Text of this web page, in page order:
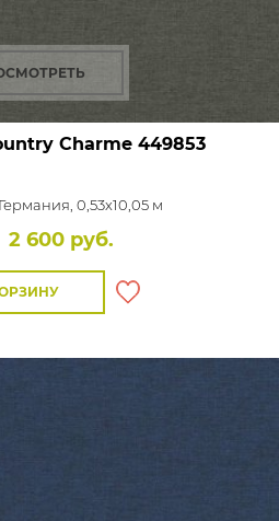
Charme449853
Германия, 0,53x10,05 м
2 600 руб.